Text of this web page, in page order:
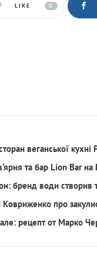
LIKE 0
веганської кухні
та бар Lion Bar на
бренд води створив
про
рецепт от Марко